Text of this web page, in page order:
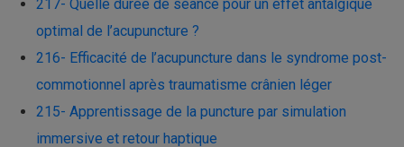
217- Quelle durée de séance pour un effet antalgique
optimal de l’acupuncture ?
216- Efficacité de l’acupuncture dans le syndrome post-
commotionnel après traumatisme crânien léger
215- Apprentissage de la puncture par simulation
immersive et retour haptique